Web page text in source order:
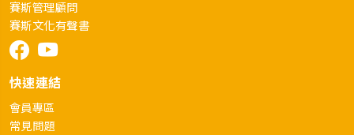
賽斯管理顧問
賽斯文化有聲書
快速連結
會員專區
常見問題